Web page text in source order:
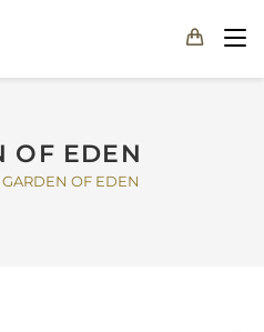
OF EDEN
GARDEN OF EDEN